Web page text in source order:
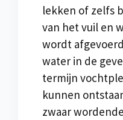
lekken of zelfs
van het vuil en
wordt
water in de
termijn
kunnen
zwaar